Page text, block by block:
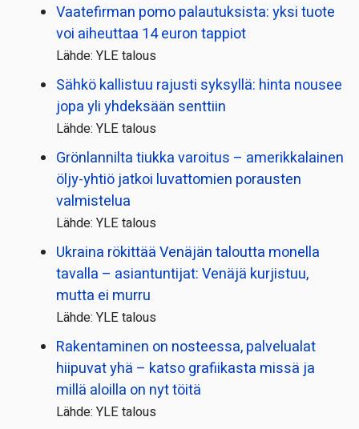
Vaatefirman pomo palautuksista: yksi tuote
voi aiheuttaa 14 euron tappiot
Lähde: YLE talous
Sähkö kallistuu rajusti syksyllä: hinta nousee
jopa yli yhdeksään senttiin
Lähde: YLE talous
Grönlannilta tiukka varoitus – amerikkalainen
öljy-yhtiö jatkoi luvattomien porausten
valmistelua
Lähde: YLE talous
Ukraina rökittää Venäjän taloutta monella
tavalla – asiantuntijat: Venäjä kurjistuu,
mutta ei murru
Lähde: YLE talous
Rakentaminen on nosteessa, palvelualat
hiipuvat yhä – katso grafiikasta missä ja
millä aloilla on nyt töitä
Lähde: YLE talous